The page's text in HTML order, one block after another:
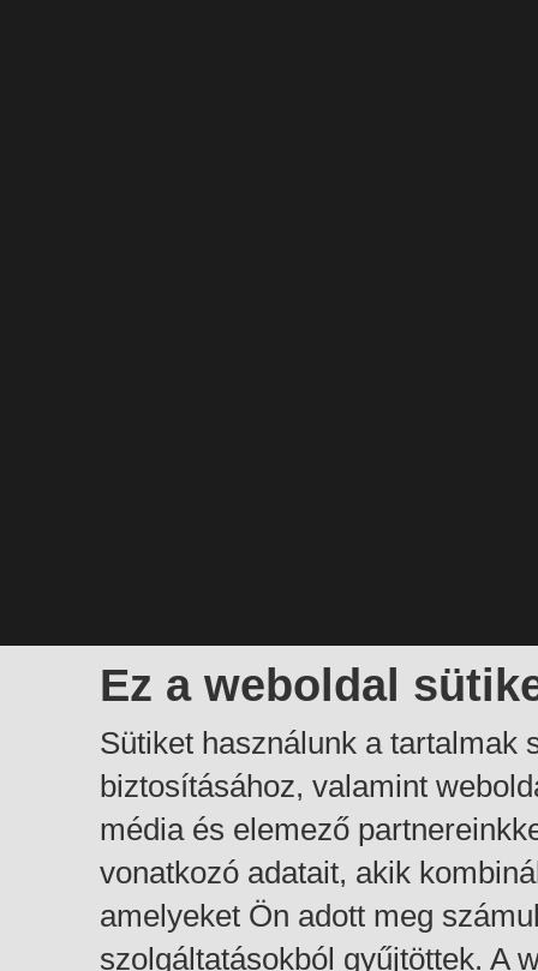
Ez a weboldal
Sütiket használunk a tartalmak
biztosításához, valamint
média és elemező
vonatkozó adatait, akik
amelyeket Ön adott meg
szolgáltatásokból gyűjtöttek. A